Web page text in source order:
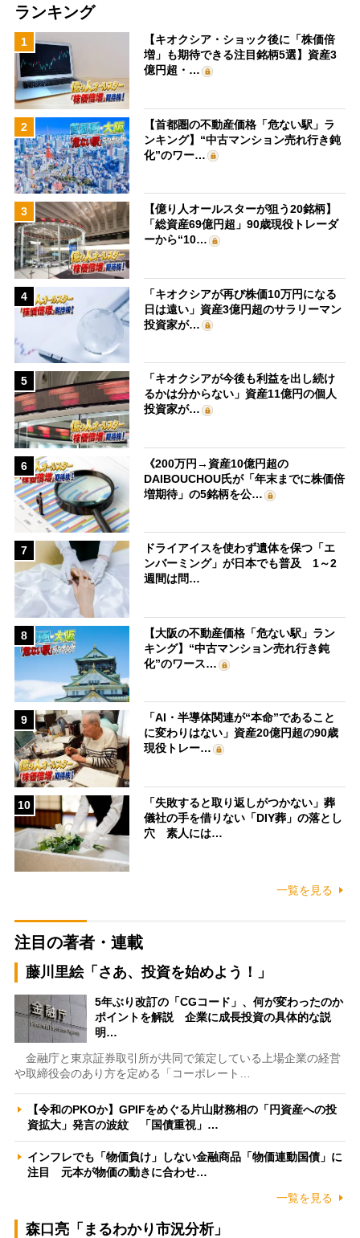
ランキング
1
【キオクシア・ショック後に「株価倍
増」も期待できる注目銘柄5選】資産3
億円超・…
2
【首都圏の不動産価格「危ない駅」ラ
ンキング】“中古マンション売れ行き鈍
化”のワー…
3
【億り人オールスターが狙う20銘柄】
「総資産69億円超」90歳現役トレーダ
ーから“10…
4
「キオクシアが再び株価10万円になる
日は遠い」資産3億円超のサラリーマン
投資家が…
5
「キオクシアが今後も利益を出し続け
るかは分からない」資産11億円の個人
投資家が…
6
《200万円→資産10億円超の
DAIBOUCHOU氏が「年末までに株価倍
増期待」の5銘柄を公…
7
ドライアイスを使わず遺体を保つ「エ
ンバーミング」が日本でも普及 1～2
週間は問…
8
【大阪の不動産価格「危ない駅」ラン
キング】“中古マンション売れ行き鈍
化”のワース…
9
「AI・半導体関連が“本命”であること
に変わりはない」資産20億円超の90歳
現役トレー…
10
「失敗すると取り返しがつかない」葬
儀社の手を借りない「DIY葬」の落とし
穴 素人には…
一覧を見る
注目の著者・連載
藤川里絵「さあ、投資を始めよう！」
5年ぶり改訂の「CGコード」、何が変わったのか
ポイントを解説 企業に成長投資の具体的な説
明…
金融庁と東京証券取引所が共同で策定している上場企業の経営
や取締役会のあり方を定める「コーポレート…
【令和のPKOか】GPIFをめぐる片山財務相の「円資産への投
資拡大」発言の波紋 「国債重視」…
インフレでも「物価負け」しない金融商品「物価連動国債」に
注目 元本が物価の動きに合わせ…
一覧を見る
森口亮「まるわかり市況分析」